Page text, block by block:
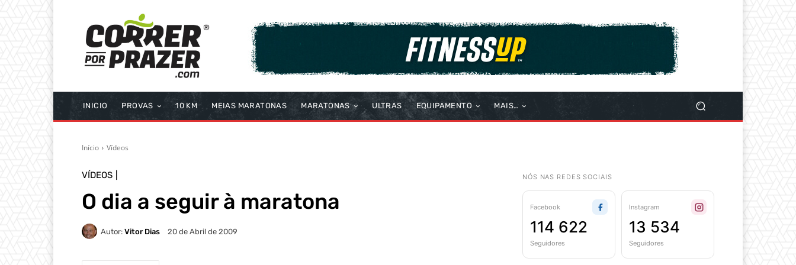
INICIO PROVAS 10 KM MEIAS MARATONAS MARATONAS ULTRAS EQUIPAMENTO MAIS…
Início Vídeos
VÍDEOS
O dia a seguir à maratona
Autor: Vitor Dias 20 de Abril de 2009
NÓS NAS REDES SOCIAIS
Facebook
114 622
Seguidores
Instagram
13 534
Seguidores